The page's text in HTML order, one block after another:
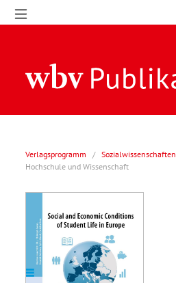
Verlagsprogramm / Sozialwissenschaften
Hochschule und Wissenschaft